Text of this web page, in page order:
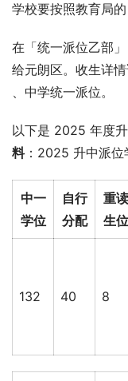
学校要按照教育局
在「统一派位乙部
给元朗区。收生详
、中学统一派位。
以下是 2025 年度升
料：2025 升中派位
中一
学位
自行
分配
重读
生位
132 40 8